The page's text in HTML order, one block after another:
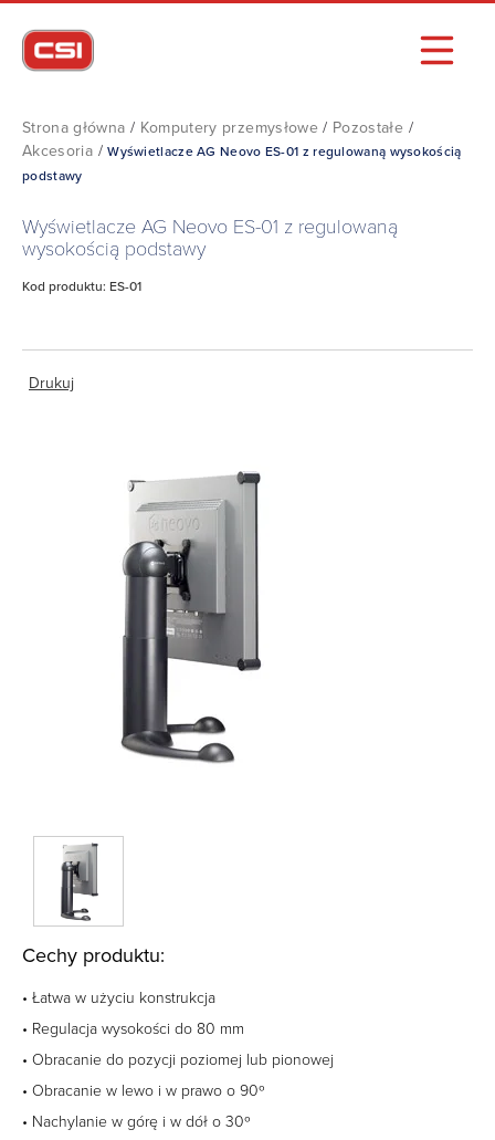
Strona główna / Komputery przemysłowe / Pozostałe /
Akcesoria /Wyświetlacze AG Neovo ES-01 z regulowaną wysokością
podstawy
Wyświetlacze AG Neovo ES-01 z regulowaną
wysokością podstawy
Kod produktu: ES-01
Drukuj
Cechy produktu:
• Łatwa w użyciu konstrukcja
• Regulacja wysokości do 80 mm
• Obracanie do pozycji poziomej lub pionowej
• Obracanie w lewo i w prawo o 90º
• Nachylanie w górę i w dół o 30º